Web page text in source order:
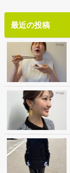
最近の投稿